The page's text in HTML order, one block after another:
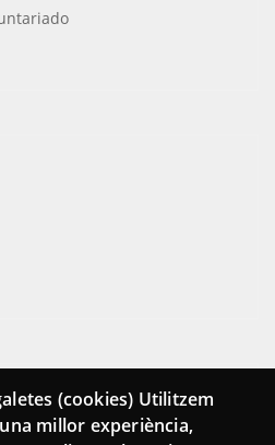
(cookies) Utilitzem
millor experiència,